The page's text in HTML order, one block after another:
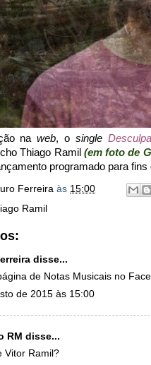
naweb, osingle Desculpa
Thiago Ramil (em foto de
programado para
Ferreira às 15:00
Ramil
disse...
de Notas Musicais no
de 2015 às 15:00
RM disse...
Vitor Ramil?